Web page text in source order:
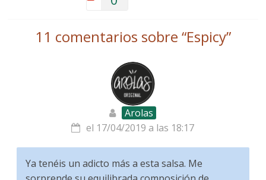
11 comentarios sobre “Espicy”
Arolas
el 17/04/2019 a las 18:17
Ya tenéis un adicto más a esta salsa. Me